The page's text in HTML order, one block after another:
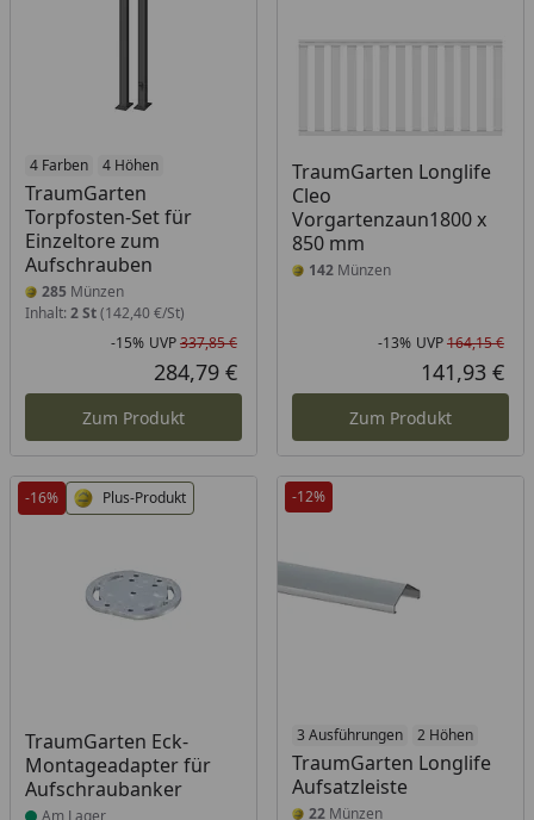
4 Farben 4 Höhen
TraumGarten
Torpfosten-Set für
Einzeltore zum
Aufschrauben
285 Münzen
Inhalt: 2 St(142,40 €/St)
Rabatt in Prozent
-15%
Ursprünglicher Preis
UVP337,85 €
Aktueller Preis
284,79 €
Zum Produkt
TraumGarten Longlife
Cleo
Vorgartenzaun1800 x
850 mm
142Münzen
-13% UVP164,15 €
141,93 €
Zum Produkt
-16% Plus-Produkt
TraumGarten Eck-
Montageadapter für
Aufschraubanker
Produkt am Lager
Am Lager
-12%
3 Ausführungen 2 Höhen
TraumGarten Longlife
Aufsatzleiste
22Münzen